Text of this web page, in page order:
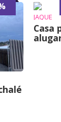
JAQUE
Casa